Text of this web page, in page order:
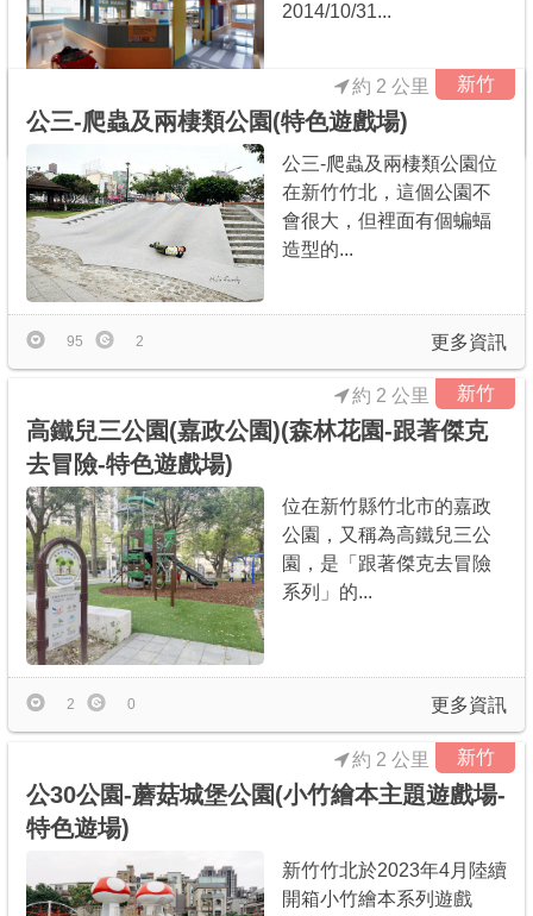
2014/10/31...
421 27
新竹
公三-爬蟲及兩棲類公園(特色遊戲場)
約 2 公里
公三-爬蟲及兩棲類公園位
在新竹竹北，這個公園不
會很大，但裡面有個蝙蝠
造型的...
更多資訊
95 2
新竹
高鐵兒三公園(嘉政公園)(森林花園-跟著傑克
去冒險-特色遊戲場)
約 2 公里
位在新竹縣竹北市的嘉政
公園，又稱為高鐵兒三公
園，是「跟著傑克去冒險
系列」的...
更多資訊
2 0
新竹
公30公園-蘑菇城堡公園(小竹繪本主題遊戲場-
特色遊場)
約 2 公里
新竹竹北於2023年4月陸續
開箱小竹繪本系列遊戲